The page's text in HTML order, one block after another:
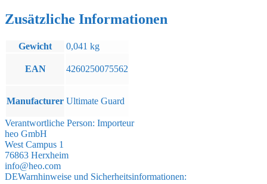
Zusätzliche Informationen
Gewicht 0,041 kg
EAN 4260250075562
Manufacturer Ultimate Guard
Verantwortliche Person: Importeur
heo GmbH
West Campus 1
76863 Herxheim
info@heo.com
DEWarnhinweise und Sicherheitsinformationen: